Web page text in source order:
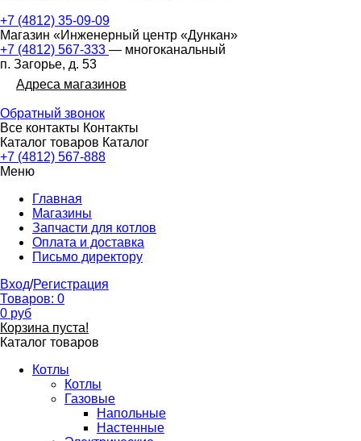
+7 (4812) 35-09-09
Магазин «Инженерный центр «Дункан»
+7 (4812) 567-333 — многоканальный
п. Загорье, д. 53
Адреса магазинов
Обратный звонок
Все контакты Контакты
Каталог товаров Каталог
+7 (4812) 567-888
Меню
Главная
Магазины
Запчасти для котлов
Оплата и доставка
Письмо директору
Вход/Регистрация
Товаров: 0
0 руб
Корзина пуста!
Каталог товаров
Котлы
Котлы
Газовые
Напольные
Настенные